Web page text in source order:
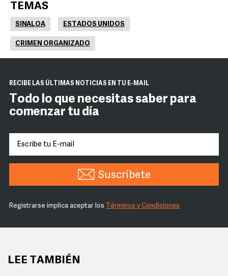
TEMAS
SINALOA ESTADOS UNIDOS
CRIMEN ORGANIZADO
RECIBE LAS ÚLTIMAS NOTICIAS EN TU E-MAIL
Todo lo que necesitas saber para
comenzar tu día
Suscríbete
Registrarse implica aceptar los Términos y Condiciones
LEE TAMBIÉN